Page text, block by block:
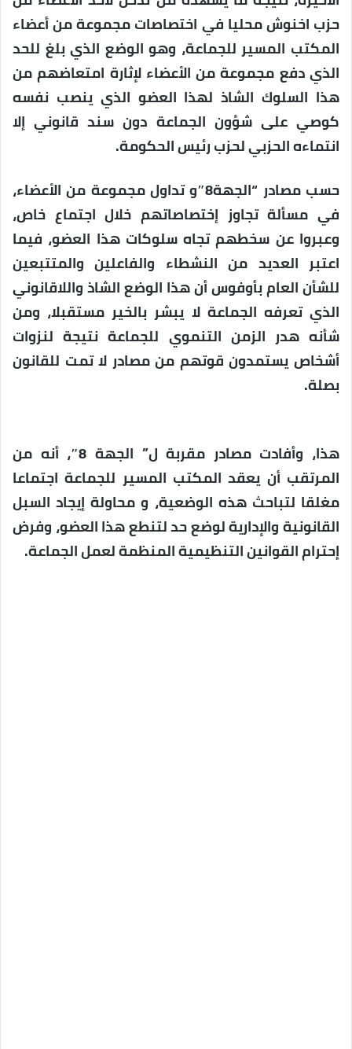
حزب اخنوش محليا في اختصاصات مجموعة من أعضاء
المكتب المسير للجماعة، وهو الوضع الذي بلغ للحد
الذي دفع مجموعة من الأعضاء لإثارة امتعاضهم من
هذا السلوك الشاذ لهذا العضو الذي ينصب نفسه
كوصي على شؤون الجماعة دون سند قانوني إلا
انتماءه الحزبي لحزب رئيس الحكومة.
حسب مصادر “الجهة8″و تداول مجموعة من الأعضاء،
في مسألة تجاوز إختصاصاتهم خلال اجتماع خاص،
وعبروا عن سخطهم تجاه سلوكات هذا العضو، فيما
اعتبر العديد من النشطاء والفاعلين والمتتبعين
للشأن العام بأوفوس أن هذا الوضع الشاذ واللاقانوني
الذي تعرفه الجماعة لا يبشر بالخير مستقبلا، ومن
شأنه هدر الزمن التنموي للجماعة نتيجة لنزوات
أشخاص يستمدون قوتهم من مصادر لا تمت للقانون
بصلة.
هذا، وأفادت مصادر مقربة ل” الجهة 8″، أنه من
المرتقب أن يعقد المكتب المسير للجماعة اجتماعا
مغلقا لتباحث هذه الوضعية، و محاولة إيجاد السبل
القانونية والإدارية لوضع حد لتنطع هذا العضو، وفرض
إحترام القوانين التنظيمية المنظمة لعمل الجماعة.